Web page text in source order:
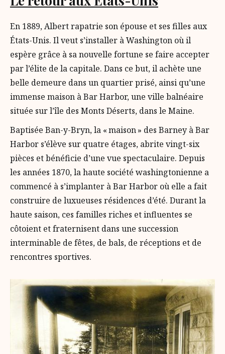
En 1889, Albert rapatrie son épouse et ses filles aux
États-Unis. Il veut s’installer à Washington où il
espère grâce à sa nouvelle fortune se faire accepter
par l’élite de la capitale. Dans ce but, il achète une
belle demeure dans un quartier prisé, ainsi qu’une
immense maison à Bar Harbor, une ville balnéaire
située sur l’île des Monts Déserts, dans le Maine.
Baptisée Ban-y-Bryn, la « maison » des Barney à Bar
Harbor s’élève sur quatre étages, abrite vingt-six
pièces et bénéficie d’une vue spectaculaire. Depuis
les années 1870, la haute société washingtonienne a
commencé à s’implanter à Bar Harbor où elle a fait
construire de luxueuses résidences d’été. Durant la
haute saison, ces familles riches et influentes se
côtoient et fraternisent dans une succession
interminable de fêtes, de bals, de réceptions et de
rencontres sportives.